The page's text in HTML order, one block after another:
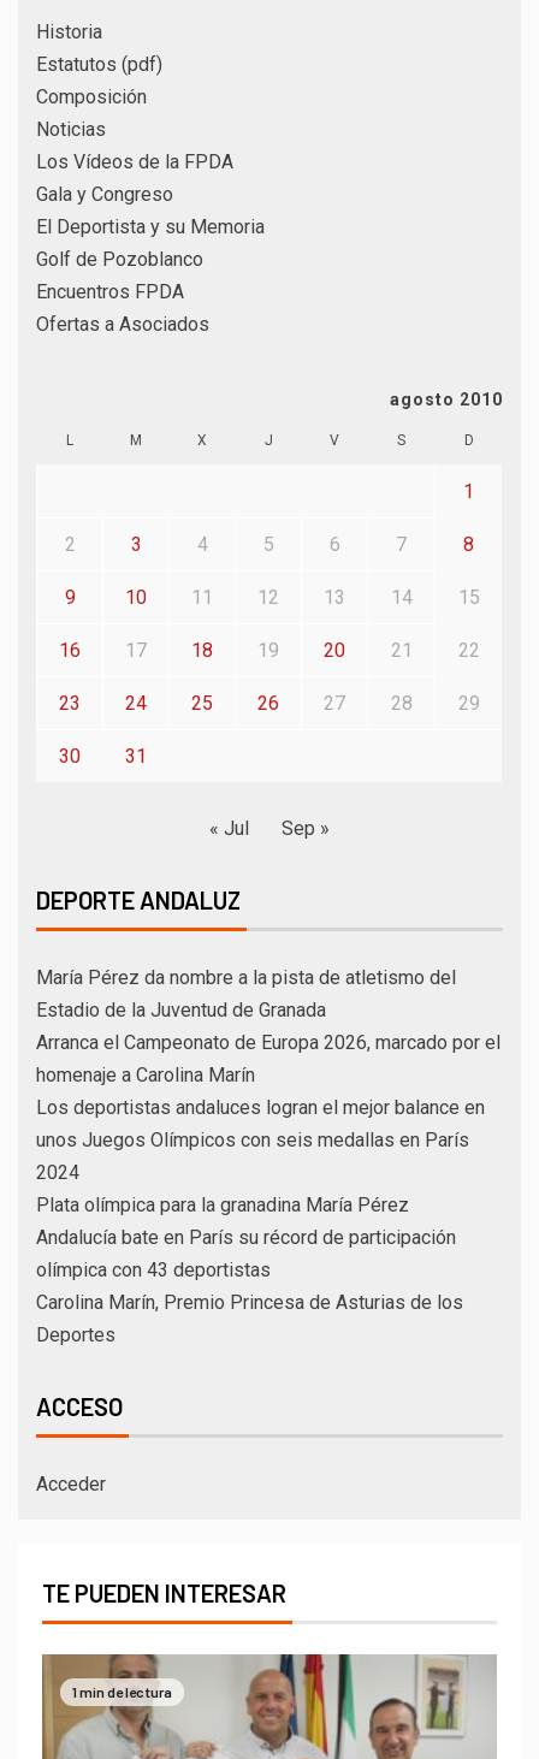
Historia
Estatutos (pdf)
Composición
Noticias
Los Vídeos de la FPDA
Gala y Congreso
El Deportista y su Memoria
Golf de Pozoblanco
Encuentros FPDA
Ofertas a Asociados
agosto 2010
L M X J V S D
1
2 3 4 5 6 7 8
9 10 11 12 13 14 15
16 17 18 19 20 21 22
23 24 25 26 27 28 29
30 31
« Jul Sep »
DEPORTE ANDALUZ
María Pérez da nombre a la pista de atletismo del
Estadio de la Juventud de Granada
Arranca el Campeonato de Europa 2026, marcado por el
homenaje a Carolina Marín
Los deportistas andaluces logran el mejor balance en
unos Juegos Olímpicos con seis medallas en París
2024
Plata olímpica para la granadina María Pérez
Andalucía bate en París su récord de participación
olímpica con 43 deportistas
Carolina Marín, Premio Princesa de Asturias de los
Deportes
ACCESO
Acceder
TE PUEDEN INTERESAR
1 min de lectura